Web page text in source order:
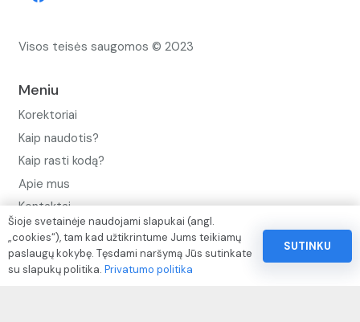
Visos teisės saugomos © 2023
Meniu
Korektoriai
Kaip naudotis?
Kaip rasti kodą?
Apie mus
Kontaktai
Privatumo politika
Pinigų ir prekių grąžinimo politika
Šioje svetainėje naudojami slapukai (angl.
„cookies“), tam kad užtikrintume Jums teikiamų
paslaugų kokybę. Tęsdami naršymą Jūs sutinkate
su slapukų politika. Privatumo politika
SUTINKU